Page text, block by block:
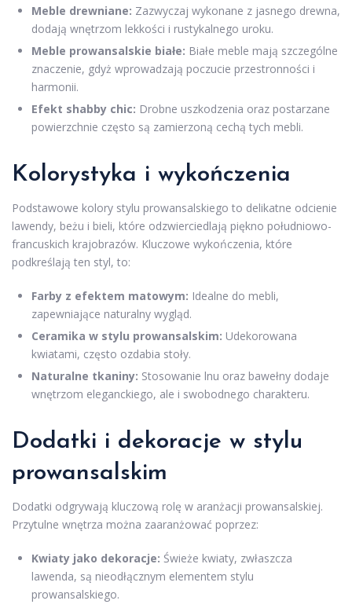
Meble drewniane: Zazwyczaj wykonane z jasnego drewna,
dodają wnętrzom lekkości i rustykalnego uroku.
Meble prowansalskie białe: Białe meble mają szczególne
znaczenie, gdyż wprowadzają poczucie przestronności i
harmonii.
Efekt shabby chic: Drobne uszkodzenia oraz postarzane
powierzchnie często są zamierzoną cechą tych mebli.
Kolorystyka i wykończenia
Podstawowe kolory stylu prowansalskiego to delikatne odcienie
lawendy, beżu i bieli, które odzwierciedlają piękno południowo-
francuskich krajobrazów. Kluczowe wykończenia, które
podkreślają ten styl, to:
Farby z efektem matowym: Idealne do mebli,
zapewniające naturalny wygląd.
Ceramika w stylu prowansalskim: Udekorowana
kwiatami, często ozdabia stoły.
Naturalne tkaniny: Stosowanie lnu oraz bawełny dodaje
wnętrzom eleganckiego, ale i swobodnego charakteru.
Dodatki i dekoracje w stylu
prowansalskim
Dodatki odgrywają kluczową rolę w aranżacji prowansalskiej.
Przytulne wnętrza można zaaranżować poprzez:
Kwiaty jako dekoracje: Świeże kwiaty, zwłaszcza
lawenda, są nieodłącznym elementem stylu
prowansalskiego.